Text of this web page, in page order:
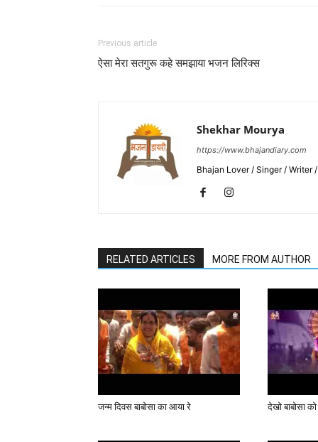
Previous article
ऐसा मेरा सतगुरू कहे समझाया भजन लिरिक्स
Shekhar Mourya
https://www.bhajandiary.com
Bhajan Lover / Singer / Writer
RELATED ARTICLES MORE FROM AUTHOR
जन्म दिवस बाबोसा का आया रे देखो बाबोसा